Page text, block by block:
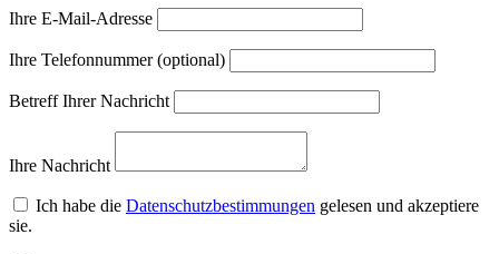
Ihre E-Mail-Adresse
Ihre Telefonnummer (optional)
Betreff Ihrer Nachricht
Ihre Nachricht
Ich habe die Datenschutzbestimmungen gelesen und akzeptiere
sie.